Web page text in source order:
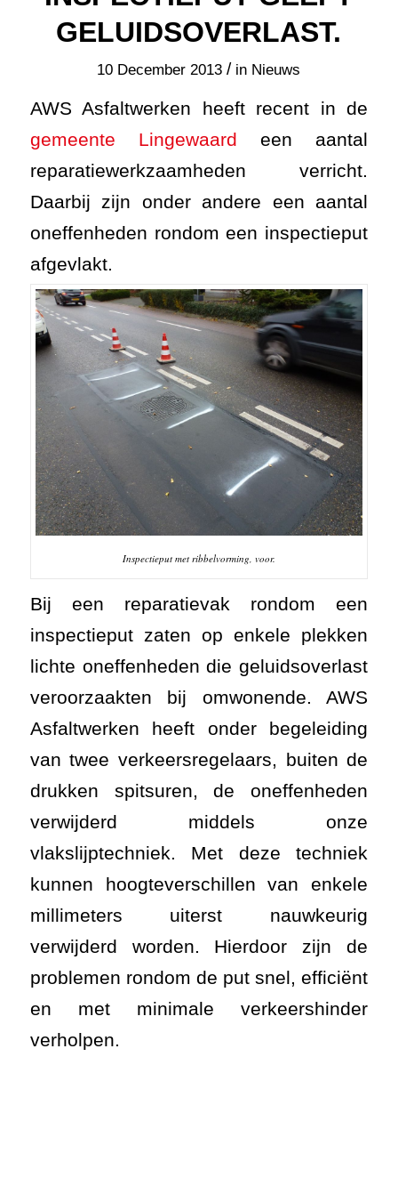
GELUIDSOVERLAST.
10 December 2013 / in Nieuws
AWS Asfaltwerken heeft recent in de
gemeente Lingewaard een aantal
reparatiewerkzaamheden verricht.
Daarbij zijn onder andere een aantal
oneffenheden rondom een inspectieput
afgevlakt.
Inspectieput met ribbelvorming, voor.
Bij een reparatievak rondom een
inspectieput zaten op enkele plekken
lichte oneffenheden die geluidsoverlast
veroorzaakten bij omwonende. AWS
Asfaltwerken heeft onder begeleiding
van twee verkeersregelaars, buiten de
drukken spitsuren, de oneffenheden
verwijderd middels onze
vlakslijptechniek. Met deze techniek
kunnen hoogteverschillen van enkele
millimeters uiterst nauwkeurig
verwijderd worden. Hierdoor zijn de
problemen rondom de put snel, efficiënt
en met minimale verkeershinder
verholpen.